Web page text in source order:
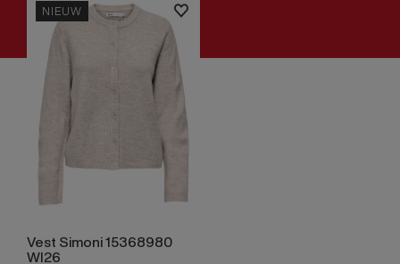
NIEUW
Vest Simoni 15368980
WI26